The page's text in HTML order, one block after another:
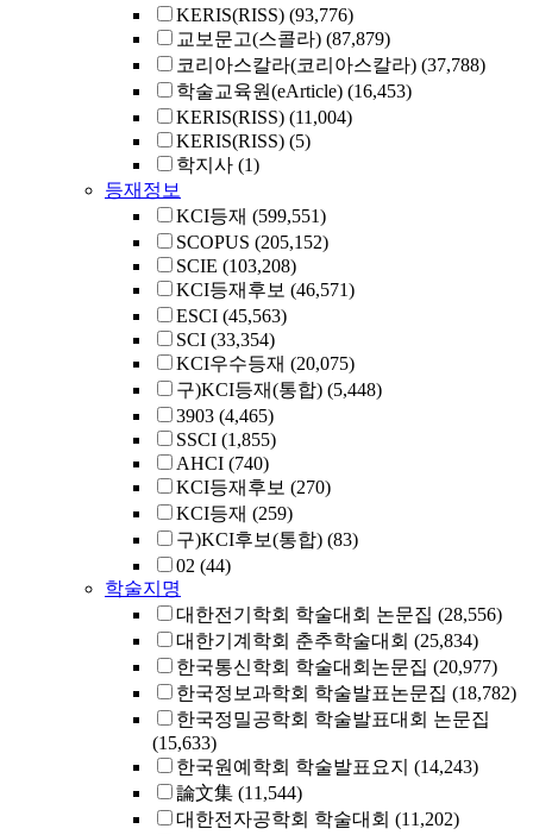
KERIS(RISS) (93,776)
교보문고(스콜라) (87,879)
코리아스칼라(코리아스칼라) (37,788)
학술교육원(eArticle) (16,453)
KERIS(RISS) (11,004)
KERIS(RISS) (5)
학지사 (1)
등재정보
KCI등재 (599,551)
SCOPUS (205,152)
SCIE (103,208)
KCI등재후보 (46,571)
ESCI (45,563)
SCI (33,354)
KCI우수등재 (20,075)
구)KCI등재(통합) (5,448)
3903 (4,465)
SSCI (1,855)
AHCI (740)
KCI등재후보 (270)
KCI등재 (259)
구)KCI후보(통합) (83)
02 (44)
학술지명
대한전기학회 학술대회 논문집 (28,556)
대한기계학회 춘추학술대회 (25,834)
한국통신학회 학술대회논문집 (20,977)
한국정보과학회 학술발표논문집 (18,782)
한국정밀공학회 학술발표대회 논문집
(15,633)
한국원예학회 학술발표요지 (14,243)
論文集 (11,544)
대한전자공학회 학술대회 (11,202)